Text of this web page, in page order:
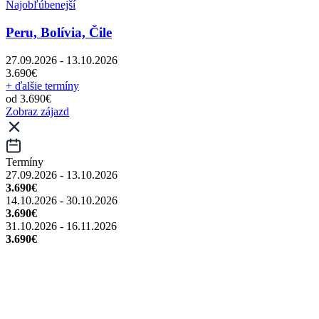
Najobľúbenejší
Peru, Bolívia, Čile
27.09.2026 - 13.10.2026
3.690€
+ ďalšie termíny
od 3.690€
Zobraz zájazd
Termíny
27.09.2026 - 13.10.2026
3.690€
14.10.2026 - 30.10.2026
3.690€
31.10.2026 - 16.11.2026
3.690€